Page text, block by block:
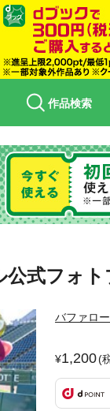
作品検索
公式フォ
バファロ
1,200(